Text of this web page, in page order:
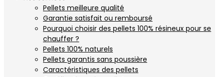
Pellets meilleure qualité
Garantie satisfait ou remboursé
Pourquoi choisir des pellets 100% résineux pour se
chauffer ?
Pellets 100% naturels
Pellets garantis sans poussière
Caractéristiques des pellets